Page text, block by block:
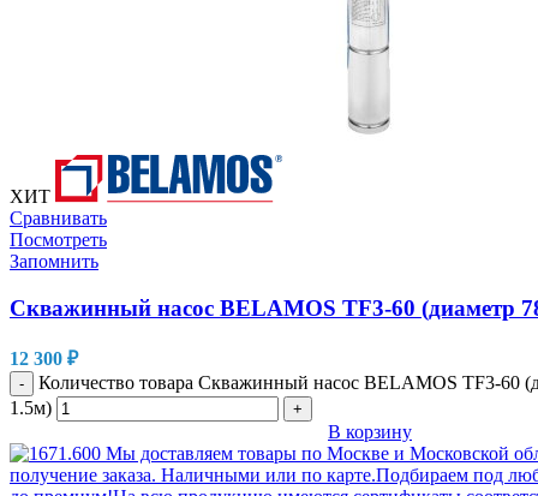
ХИТ
Сравнивать
Посмотреть
Запомнить
Скважинный насос BELAMOS TF3-60 (диаметр
12 300 ₽
-
Количество товара Скважинный насос BELAMOS TF3-60
1.5м)
+
В корзину